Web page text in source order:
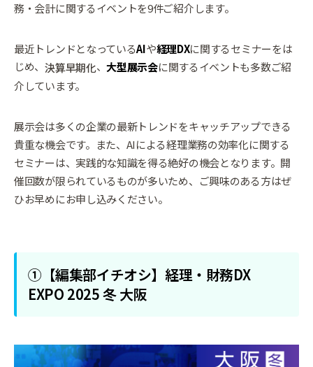
務・会計に関するイベントを9件ご紹介します。
最近トレンドとなっているAIや経理DXに関するセミナーをは
じめ、決算早期化、大型展示会に関するイベントも多数ご紹
介しています。
展示会は多くの企業の最新トレンドをキャッチアップできる
貴重な機会です。また、AIによる経理業務の効率化に関する
セミナーは、実践的な知識を得る絶好の機会となります。開
催回数が限られているものが多いため、ご興味のある方はぜ
ひお早めにお申し込みください。
①【編集部イチオシ】経理・財務DX
EXPO 2025 冬 大阪